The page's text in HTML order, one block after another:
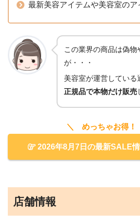
最新美容アイテムや美容室の
この業界の商品は偽
が・・・
美容室が運営している
正規品で本物だけ販売
＼ めっちゃお得
2026年8月7日の最新SALE
店舗情報